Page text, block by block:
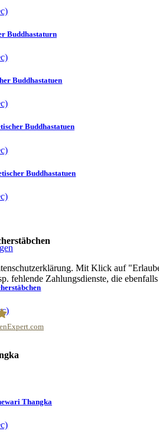
Buddhastaturn
Buddhastatuen
Buddhastatuen
Buddhastatuen
Thangka
Mit Klick auf
Zahlungsdienste, die